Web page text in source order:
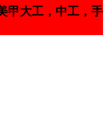
甲大工，中工，手